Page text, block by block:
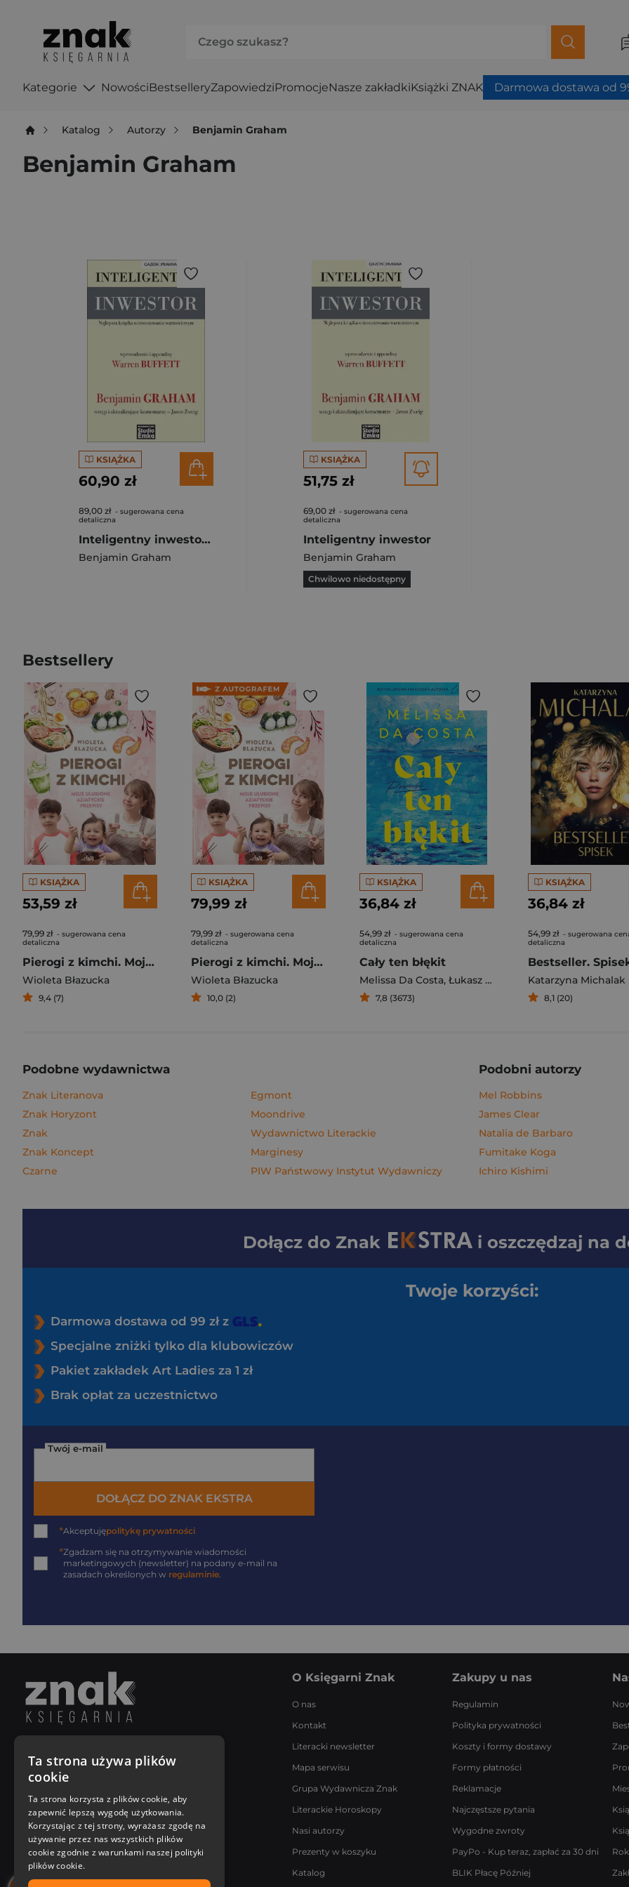
Kategorie NowościBestselleryZapowiedziPromocjeNasze zakładkiKsiążki ZNAK Darmowa dostawa od
Katalog Autorzy Benjamin Graham
Benjamin Graham
KSIĄŻKA
60,90 zł
89,00 zł - sugerowana cena
detaliczna
Inteligentny inwestor Najlepsza książka o inwestowaniu wartościowym
Benjamin Graham
KSIĄŻKA
51,75 zł
69,00 zł - sugerowana cena
detaliczna
Inteligentny inwestor
Benjamin Graham
Chwilowo niedostępny
Bestsellery
KSIĄŻKA
53,59 zł
79,99 zł - sugerowana cena
detaliczna
Pierogi z kimchi. Moje ulubione azjatyckie przepisy
Wioleta Błazucka
9,4 (7)
KSIĄŻKA
79,99 zł
79,99 zł - sugerowana cena
detaliczna
Pierogi z kimchi. Moje ulubione azjatyckie przepisy - książka z autografem
Wioleta Błazucka
10,0 (2)
KSIĄŻKA
36,84 zł
54,99 zł - sugerowana cena
detaliczna
Cały ten błękit
Melissa Da Costa, Łukasz Müller
7,8 (3673)
KSIĄŻKA
36,84 zł
54,99 zł - sugerowana
detaliczna
Bestseller.
Katarzyna Michalak
8,1 (20)
Podobne wydawnictwa
Znak Literanova
Znak Horyzont
Znak
Znak Koncept
Czarne
Egmont
Moondrive
Wydawnictwo Literackie
Marginesy
PIW Państwowy Instytut Wydawniczy
Podobni autorzy
Mel Robbins
James Clear
Natalia de Barbaro
Fumitake Koga
Ichiro Kishimi
Dołącz do Znak i oszczędzaj na
Twoje korzyści:
Darmowa dostawa od 99 zł z
Specjalne zniżki tylko dla klubowiczów
Pakiet zakładek Art Ladies za 1 zł
Brak opłat za uczestnictwo
Twój e-mail
DOŁĄCZ DO ZNAK EKSTRA
*Akceptujępolitykę prywatności
*Zgadzam się na otrzymywanie wiadomości
marketingowych (newsletter) na podany e-mail na
zasadach określonych w regulaminie.
Poniedziałek - Piątek
8:00 - 18:00
[email protected]
Bądź z nami na bieżąco
O Księgarni Znak
O nas
Kontakt
Literacki newsletter
Mapa serwisu
Grupa Wydawnicza Znak
Literackie Horoskopy
Nasi autorzy
Prezenty w koszyku
Katalog
Zakupy u nas
Regulamin
Polityka prywatności
Koszty i formy dostawy
Formy płatności
Reklamacje
Najczęstsze pytania
Wygodne zwroty
PayPo - Kup teraz, zapłać za 30 dni
BLIK Płacę Później
Ta strona używa plików
cookie
Ta strona korzysta z plików cookie, aby
zapewnić lepszą wygodę użytkowania.
Korzystając z tej strony, wyrażasz zgodę na
używanie przez nas wszystkich plików
cookie zgodnie z warunkami naszej polityki
plików cookie.